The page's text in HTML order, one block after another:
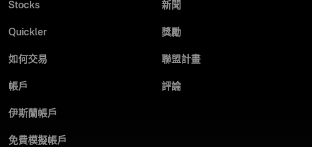
Stocks
Quickler
如何交易
帳戶
伊斯蘭帳戶
免費模擬帳戶
新聞
獎勵
聯盟計畫
評論